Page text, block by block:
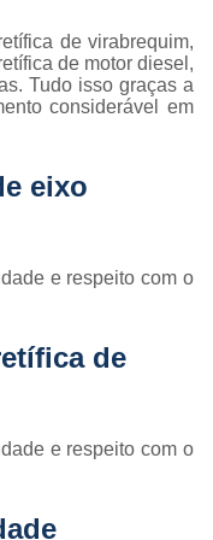
Motor para Carro
Retífica de Cabeçote
Motor para Carro
de Virabrequim
de Motor de Competição
de virabrequim,
de motor diesel,
Tudo isso graças a
considerável em
eixo
e respeito com o
de
e respeito com o